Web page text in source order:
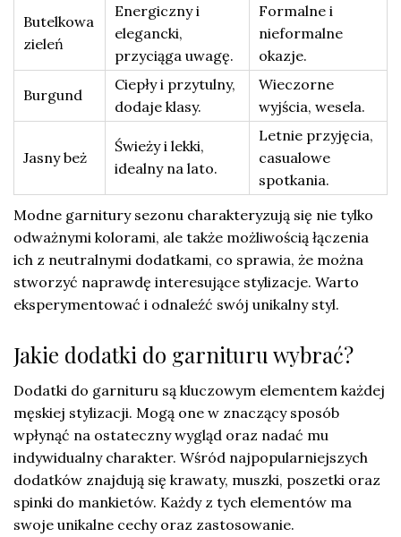
Butelkowa
zieleń
Energiczny i
elegancki,
przyciąga uwagę.
Formalne i
nieformalne
okazje.
Burgund
Ciepły i przytulny,
dodaje klasy.
Wieczorne
wyjścia, wesela.
Jasny beż
Świeży i lekki,
idealny na lato.
Letnie przyjęcia,
casualowe
spotkania.
Modne garnitury sezonu charakteryzują się nie tylko
odważnymi kolorami, ale także możliwością łączenia
ich z neutralnymi dodatkami, co sprawia, że można
stworzyć naprawdę interesujące stylizacje. Warto
eksperymentować i odnaleźć swój unikalny styl.
Jakie dodatki do garnituru wybrać?
Dodatki do garnituru są kluczowym elementem każdej
męskiej stylizacji. Mogą one w znaczący sposób
wpłynąć na ostateczny wygląd oraz nadać mu
indywidualny charakter. Wśród najpopularniejszych
dodatków znajdują się krawaty, muszki, poszetki oraz
spinki do mankietów. Każdy z tych elementów ma
swoje unikalne cechy oraz zastosowanie.